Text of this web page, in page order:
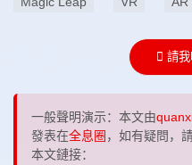
請
一般聲明演示：本文由
發表在全息圈 ，如有疑問，
本文鏈接：